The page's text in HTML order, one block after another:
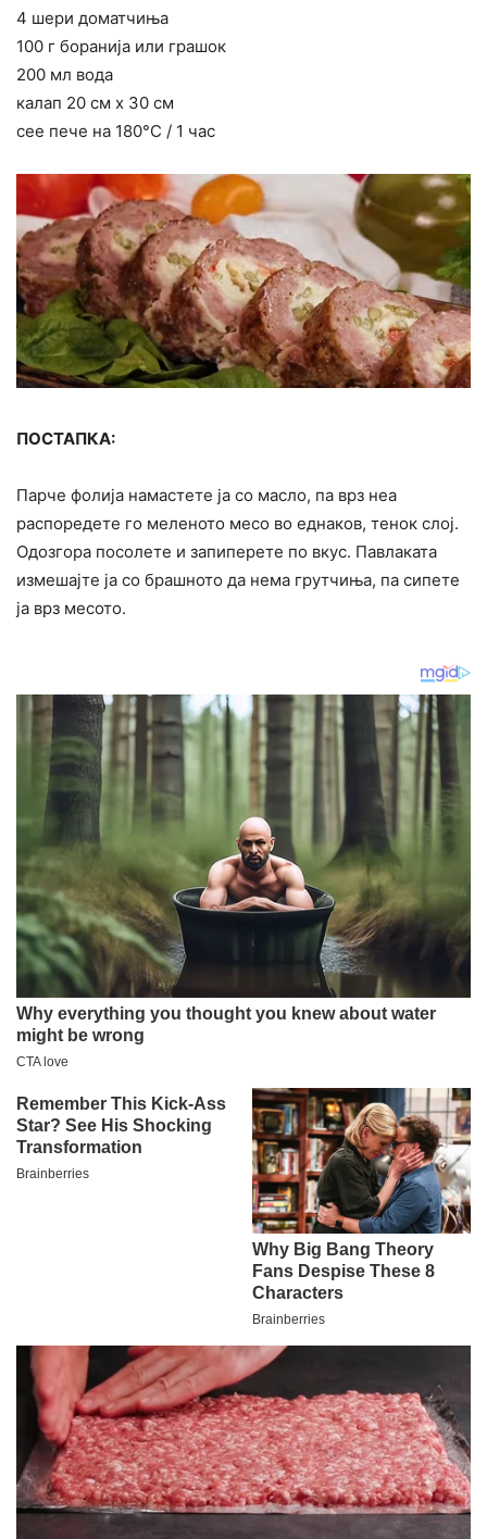
4 шери доматчиња
100 г боранија или грашок
200 мл вода
калап 20 см x 30 см
сее пече на 180°C / 1 час
ПОСТАПКА:
Парче фолија намастете ја со масло, па врз неа
распоредете го меленото месо во еднаков, тенок слој.
Одозгора посолете и запиперете по вкус. Павлаката
измешајте ја со брашното да нема грутчиња, па сипете
ја врз месото.